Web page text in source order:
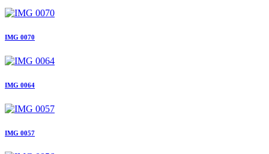
IMG 0070
IMG 0064
IMG 0057